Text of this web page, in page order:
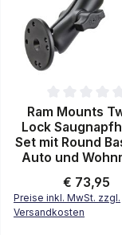
Durchschnittliche
Ram Mounts
Lock
Set mit Round
Auto und
Regulärer
€ 73,95
Preise inkl. MwSt. zzgl.
Versandkosten